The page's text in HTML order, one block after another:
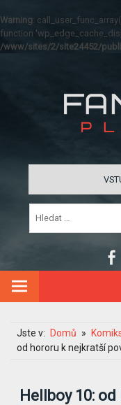
Warning:
function
/www/sites/2/site24452/
Jste v: Domů
od hororu k nejkratší
Hellboy 10: